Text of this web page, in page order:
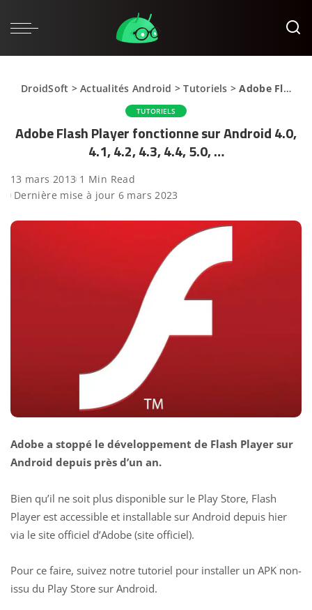
DroidSoft >Actualités Android >Tutoriels >Adobe Flash Player fonctionne sur Android 4.0, 4.1, 4.2, 4.3, 4.4, 5.0, …
TUTORIELS
Adobe Flash Player fonctionne sur Android 4.0,
4.1, 4.2, 4.3, 4.4, 5.0, …
13 mars 2013 1 Min Read
Dernière mise à jour 6 mars 2023
Adobe a stoppé le développement de Flash Player sur
Android depuis près d’un an.
Bien qu’il ne soit plus disponible sur le Play Store, Flash
Player est accessible et installable sur Android depuis hier
via le site officiel d’Adobe (site officiel).
Pour ce faire, suivez notre tutoriel pour installer un APK non-
issu du Play Store sur Android.